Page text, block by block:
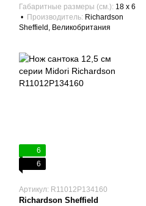
Габаритные размеры (см.) 18 х 6
Производитель Richardson
Sheffield, Великобритания
6
6
Артикул: R11012P134160
Richardson Sheffield